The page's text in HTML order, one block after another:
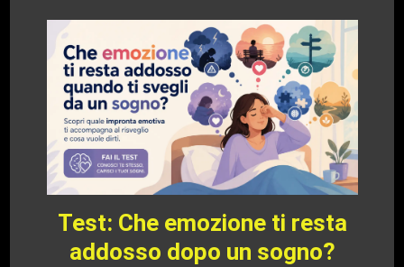
Test: Che emozione ti resta
addosso dopo un sogno?